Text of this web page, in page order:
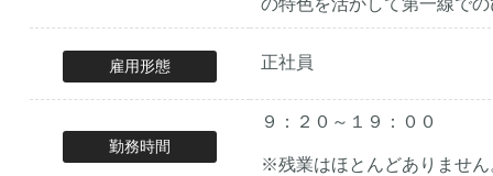
の特色を活かして第一線で
雇用形態 正社員
勤務時間
９：２０～１９：００
※残業はほとんどありません